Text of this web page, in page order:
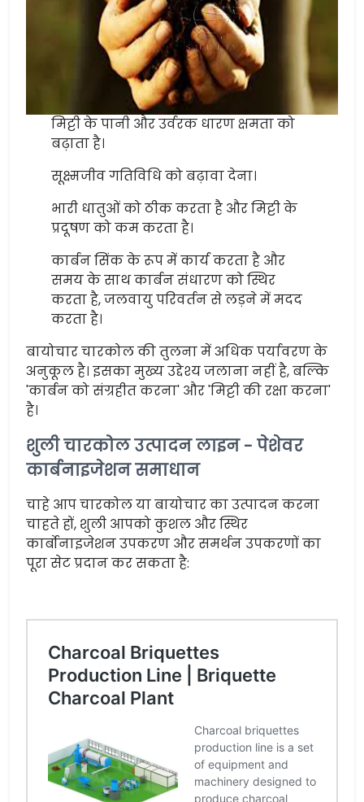
मिट्टी के पानी और उर्वरक धारण क्षमता को
बढ़ाता है।
सूक्ष्मजीव गतिविधि को बढ़ावा देना।
भारी धातुओं को ठीक करता है और मिट्टी के
प्रदूषण को कम करता है।
कार्बन सिंक के रूप में कार्य करता है और
समय के साथ कार्बन संधारण को स्थिर
करता है, जलवायु परिवर्तन से लड़ने में मदद
करता है।
बायोचार चारकोल की तुलना में अधिक पर्यावरण के
अनुकूल है। इसका मुख्य उद्देश्य जलाना नहीं है, बल्कि
'कार्बन को संग्रहीत करना' और 'मिट्टी की रक्षा करना'
है।
शुली चारकोल उत्पादन लाइन - पेशेवर
कार्बनाइजेशन समाधान
चाहे आप चारकोल या बायोचार का उत्पादन करना
चाहते हों, शुली आपको कुशल और स्थिर
कार्बोनाइजेशन उपकरण और समर्थन उपकरणों का
पूरा सेट प्रदान कर सकता है: